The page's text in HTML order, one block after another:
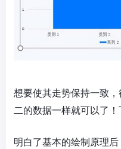
想要使其走势保持一致
二的数据一样就可以了！
明白了基本的绘制原理